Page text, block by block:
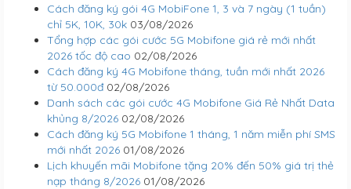
Cách đăng ký gói 4G MobiFone 1, 3 và 7 ngày (1 tuần)
chỉ 5K, 10K, 30k 03/08/2026
Tổng hợp các gói cước 5G Mobifone giá rẻ mới nhất
2026 tốc độ cao 02/08/2026
Cách đăng ký 4G Mobifone tháng, tuần mới nhất 2026
từ 50.000đ 02/08/2026
Danh sách các gói cước 4G Mobifone Giá Rẻ Nhất Data
khủng 8/2026 02/08/2026
Cách đăng ký 5G Mobifone 1 tháng, 1 năm miễn phí SMS
mới nhất 2026 01/08/2026
Lịch khuyến mãi Mobifone tặng 20% đến 50% giá trị thẻ
nạp tháng 8/2026 01/08/2026